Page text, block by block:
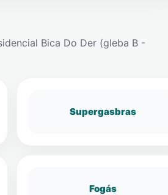
Bica Do Der (gleba B -
Supergasbras
Fogás